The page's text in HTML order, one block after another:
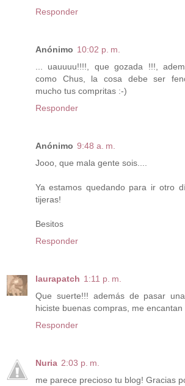
Responder
Anónimo 10:02 p. m.
... uauuuu!!!!, que gozada !!!,
como Chus, la cosa debe ser
mucho tus compritas :-)
Responder
Anónimo 9:48 a. m.
Jooo, que mala gente sois....
Ya estamos quedando para ir otro
tijeras!
Besitos
Responder
laurapatch 1:11 p. m.
Que suerte!!! además de pasar
hiciste buenas compras, me encantan
Responder
Nuria 2:03 p. m.
me parece precioso tu blog! Gracias